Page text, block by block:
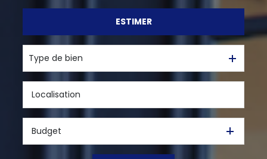
De l'immo pro
ESTIMER
Type de bien
Budget